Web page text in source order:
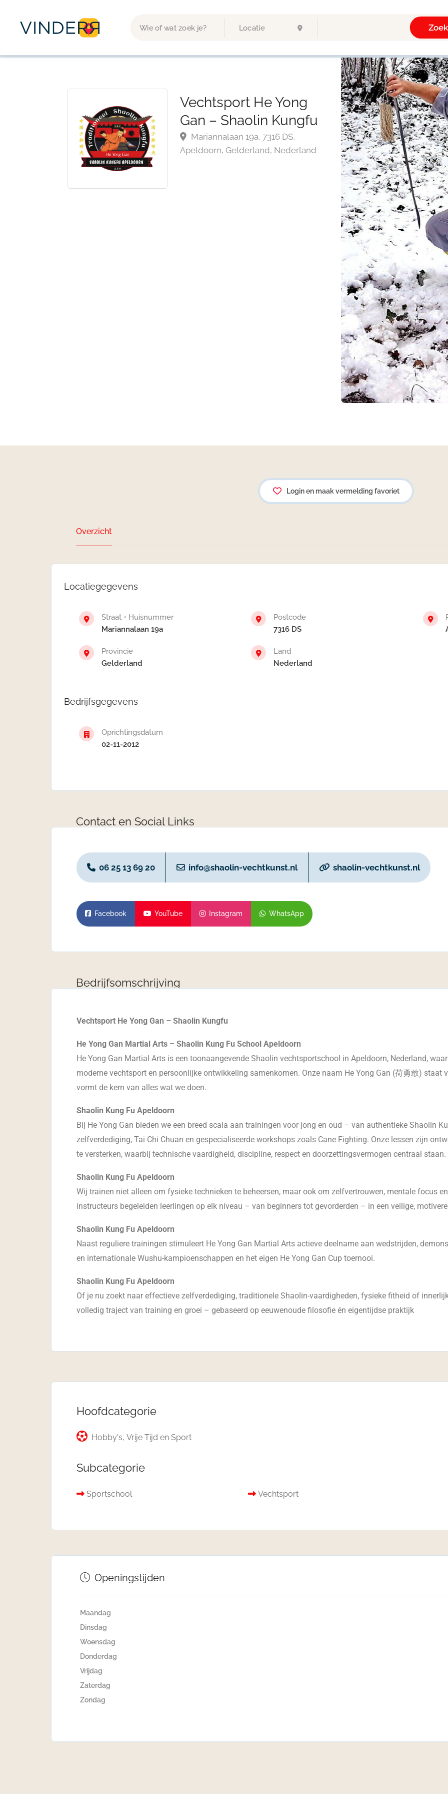
Vechtsport He Yong
Gan – Shaolin Kungfu
Mariannalaan 19a, 7316 DS,
Apeldoorn, Gelderland, Nederland
Login en maak vermelding favoriet
Overzicht
Locatiegegevens
Straat + Huisnummer
Mariannalaan 19a
Postcode
7316 DS
Provincie
Gelderland
Land
Nederland
Bedrijfsgegevens
Oprichtingsdatum
02-11-2012
Contact en Social Links
06 25 13 69 20 info@shaolin-vechtkunst.nl shaolin-vechtkunst.nl
Facebook YouTube Instagram WhatsApp
Bedrijfsomschrijving
Vechtsport He Yong Gan – Shaolin Kungfu
He Yong Gan Martial Arts – Shaolin Kung Fu School Apeldoorn
He Yong Gan Martial Arts is een toonaangevende Shaolin vechtsportschool in Apeldoorn, Nederland,
moderne vechtsport en persoonlijke ontwikkeling samenkomen. Onze naam He Yong Gan (荷勇敢) staat
vormt de kern van alles wat we doen.
Shaolin Kung Fu Apeldoorn
Bij He Yong Gan bieden we een breed scala aan trainingen voor jong en oud – van authentieke Shaolin
zelfverdediging, Tai Chi Chuan en gespecialiseerde workshops zoals Cane Fighting. Onze lessen zijn
te versterken, waarbij technische vaardigheid, discipline, respect en doorzettingsvermogen centraal staan.
Shaolin Kung Fu Apeldoorn
Wij trainen niet alleen om fysieke technieken te beheersen, maar ook om zelfvertrouwen, mentale focus
instructeurs begeleiden leerlingen op elk niveau – van beginners tot gevorderden – in een veilige,
Shaolin Kung Fu Apeldoorn
Naast reguliere trainingen stimuleert He Yong Gan Martial Arts actieve deelname aan wedstrijden,
en internationale Wushu-kampioenschappen en het eigen He Yong Gan Cup toernooi.
Shaolin Kung Fu Apeldoorn
Of je nu zoekt naar effectieve zelfverdediging, traditionele Shaolin-vaardigheden, fysieke fitheid of
volledig traject van training en groei – gebaseerd op eeuwenoude filosofie én eigentijdse praktijk
Hoofdcategorie
Hobby's, Vrije Tijd en Sport
Subcategorie
Sportschool Vechtsport
Openingstijden
Maandag
Dinsdag
Woensdag
Donderdag
Vrijdag
Zaterdag
Zondag